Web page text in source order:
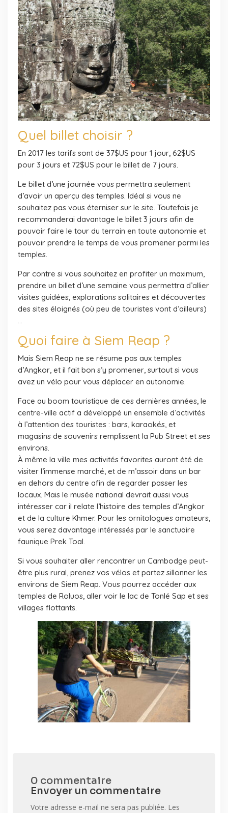
Quel billet choisir ?
En 2017 les tarifs sont de 37$US pour 1 jour, 62$US
pour 3 jours et 72$US pour le billet de 7 jours.
Le billet d’une journée vous permettra seulement
d’avoir un aperçu des temples. Idéal si vous ne
souhaitez pas vous éterniser sur le site. Toutefois je
recommanderai davantage le billet 3 jours afin de
pouvoir faire le tour du terrain en toute autonomie et
pouvoir prendre le temps de vous promener parmi les
temples.
Par contre si vous souhaitez en profiter un maximum,
prendre un billet d’une semaine vous permettra d’allier
visites guidées, explorations solitaires et découvertes
des sites éloignés (où peu de touristes vont d’ailleurs)
Quoi faire à Siem Reap ?
Mais Siem Reap ne se résume pas aux temples
d’Angkor, et il fait bon s’y promener, surtout si vous
avez un vélo pour vous déplacer en autonomie.
Face au boom touristique de ces dernières années, le
centre-ville actif a développé un ensemble d’activités
à l’attention des touristes : bars, karaokés, et
magasins de souvenirs remplissent la Pub Street et ses
environs.
À même la ville mes activités favorites auront été de
visiter l’immense marché, et de m’assoir dans un bar
en dehors du centre afin de regarder passer les
locaux. Mais le musée national devrait aussi vous
intéresser car il relate l’histoire des temples d’Angkor
et de la culture Khmer. Pour les ornitologues amateurs,
vous serez davantage intéressés par le sanctuaire
faunique Prek Toal.
Si vous souhaiter aller rencontrer un Cambodge peut-
être plus rural, prenez vos vélos et partez sillonner les
environs de Siem Reap. Vous pourrez accéder aux
temples de Roluos, aller voir le lac de Tonlé Sap et ses
villages flottants.
0 commentaire
Envoyer un commentaire
Votre adresse e-mail ne sera pas publiée. Les